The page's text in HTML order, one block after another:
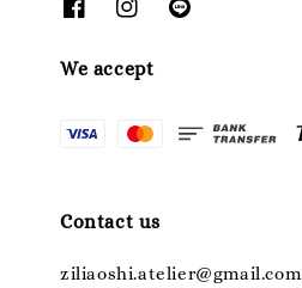
We accept
Contact us
ziliaoshi.atelier@gmail.com